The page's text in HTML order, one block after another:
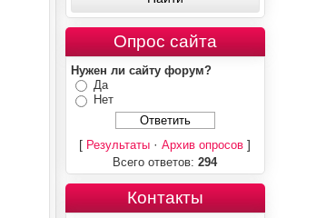
Опрос сайта
Нужен ли сайту форум?
Да
Нет
[ Результаты ·Архив опросов ]
Всего ответов:294
Контакты